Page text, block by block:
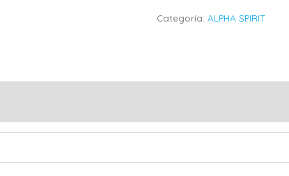
Categoría:ALPHA SPIRIT